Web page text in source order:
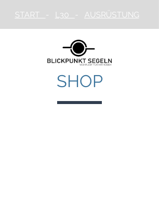
START - L30 - AUSRÜSTUNG
SHOP